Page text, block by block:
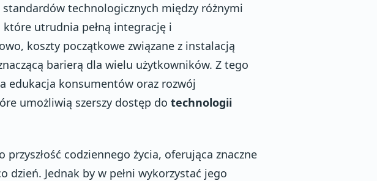
technologicznych między różnymi
utrudnia pełną integrację i
koszty początkowe związane z instalacją
barierą dla wielu użytkowników. Z tego
edukacja konsumentów oraz rozwój
umożliwią szerszy dostęp do technologii
codziennego życia, oferująca znaczne
Jednak by w pełni wykorzystać jego